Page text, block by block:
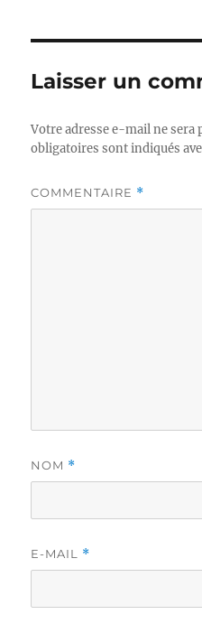
Laisser un
Votre adresse e-mail ne sera
obligatoires sont indiqués
COMMENTAIRE *
NOM *
E-MAIL *